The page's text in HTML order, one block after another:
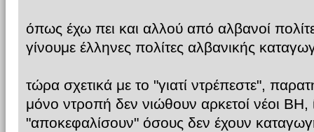
όπως έχω πει και αλλού από αλβανοί
γίνουμε έλληνες πολίτες αλβανικής
τώρα σχετικά με το "γιατί ντρέπεστε",
μόνο ντροπή δεν νιώθουν αρκετοί νέοι ΒΗ,
"αποκεφαλίσουν" όσους δεν έχουν